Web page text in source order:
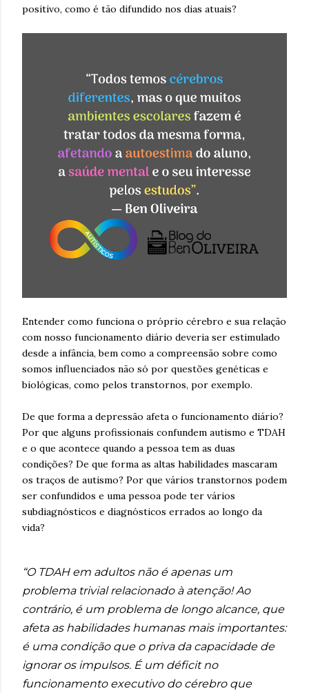
positivo, como é tão difundido nos dias atuais?
Entender como funciona o próprio cérebro e sua relação
com nosso funcionamento diário deveria ser estimulado
desde a infância, bem como a compreensão sobre como
somos influenciados não só por questões genéticas e
biológicas, como pelos transtornos, por exemplo.
De que forma a depressão afeta o funcionamento diário?
Por que alguns profissionais confundem autismo e TDAH
e o que acontece quando a pessoa tem as duas
condições? De que forma as altas habilidades mascaram
os traços de autismo? Por que vários transtornos podem
ser confundidos e uma pessoa pode ter vários
subdiagnósticos e diagnósticos errados ao longo da
vida?
“O TDAH em adultos não é apenas um
problema trivial relacionado à atenção! Ao
contrário, é um problema de longo alcance, que
afeta as habilidades humanas mais importantes:
é uma condição que o priva da capacidade de
ignorar os impulsos. É um déficit no
funcionamento executivo do cérebro que